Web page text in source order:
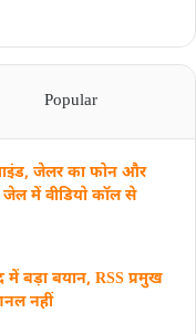
Popular
जेलर का फोन और
में वीडियो कॉल से
में बड़ा बयान, RSS प्रमुख
नहीं